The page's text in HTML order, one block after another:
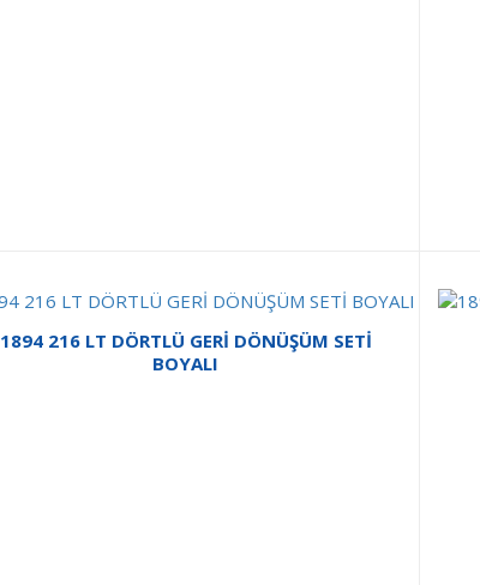
1894 216 LT DÖRTLÜ GERİ DÖNÜŞÜM SETİ
BOYALI